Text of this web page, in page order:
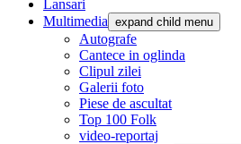
Lansari
Multimedia expand child menu
Autografe
Cantece in oglinda
Clipul zilei
Galerii foto
Piese de ascultat
Top 100 Folk
video-reportaj